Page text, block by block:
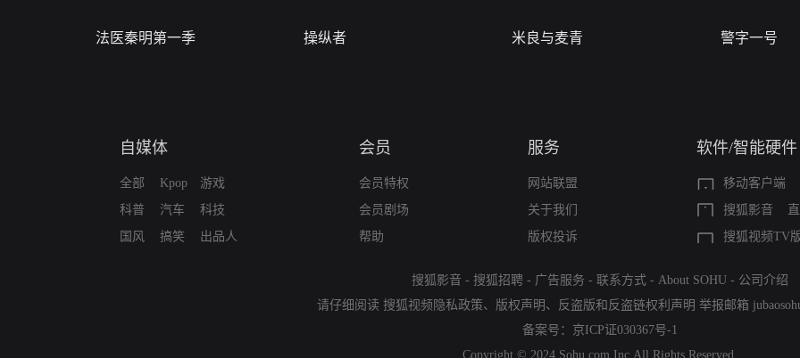
法医秦明第一季 操纵者 米良与麦青 警字一号
自媒体
全部
科普
国风
Kpop
汽车
搞笑
游戏
科技
出品人
会员
会员特权
会员剧场
帮助
服务
网站联盟
关于我们
版权投诉
软件/智能硬件
移动客户端
搜狐影音
搜狐视频TV
搜狐影音 - 搜狐招聘 - 广告服务 - 联系方式 - About SOHU - 公司介绍
请仔细阅读 搜狐视频隐私政策、 版权声明 、 反盗版和反盗链权利声明 举报邮箱
备案号： 京ICP证030367号-1
Copyright © 2024 Sohu.com Inc.All Rights Reserved.